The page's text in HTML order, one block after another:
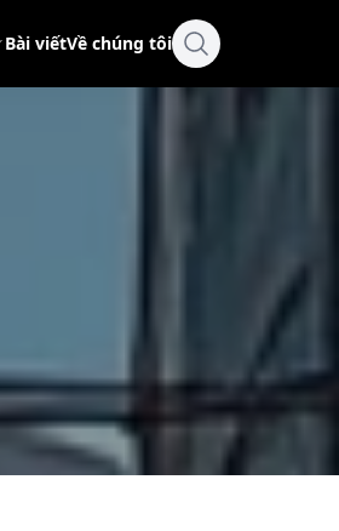
Bài viếtVề chúng tôi